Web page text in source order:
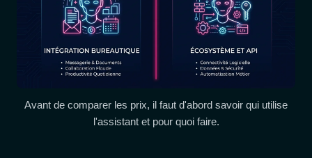
Avant de comparer les prix, il faut d'abord savoir qui utilise
l'assistant et pour quoi faire.